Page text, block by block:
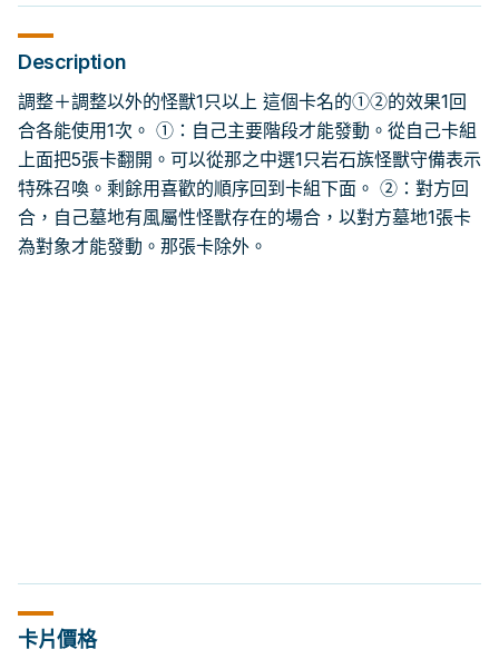
Description
調整＋調整以外的怪獸1只以上 這個卡名的①②的效果1回
合各能使用1次。 ①：自己主要階段才能發動。從自己卡組
上面把5張卡翻開。可以從那之中選1只岩石族怪獸守備表示
特殊召喚。剩餘用喜歡的順序回到卡組下面。 ②：對方回
合，自己墓地有風屬性怪獸存在的場合，以對方墓地1張卡
為對象才能發動。那張卡除外。
卡片價格